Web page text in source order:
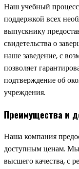
Наш учебный
поддержкой всех
выпускнику
свидетельства о
наше заведение, с
позволяет
подтверждение об
учреждения.
Преимущества и
Наша компания
доступным ценам. Мы
высшего качества, с